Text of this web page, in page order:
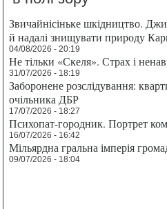
Звичайнісіньке шкідництво.
й надалі знищувати природу
04/08/2026 - 20:19
Не тільки «Скеля». Страх і
31/07/2026 - 18:19
Заборонене розслідування:
очільника ДБР
17/07/2026 - 18:27
Психопат-городник. Портрет
16/07/2026 - 16:42
Мільярдна гральна імперія
09/07/2026 - 18:04